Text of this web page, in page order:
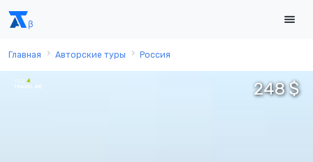
Главная Авторские туры Россия
248 $